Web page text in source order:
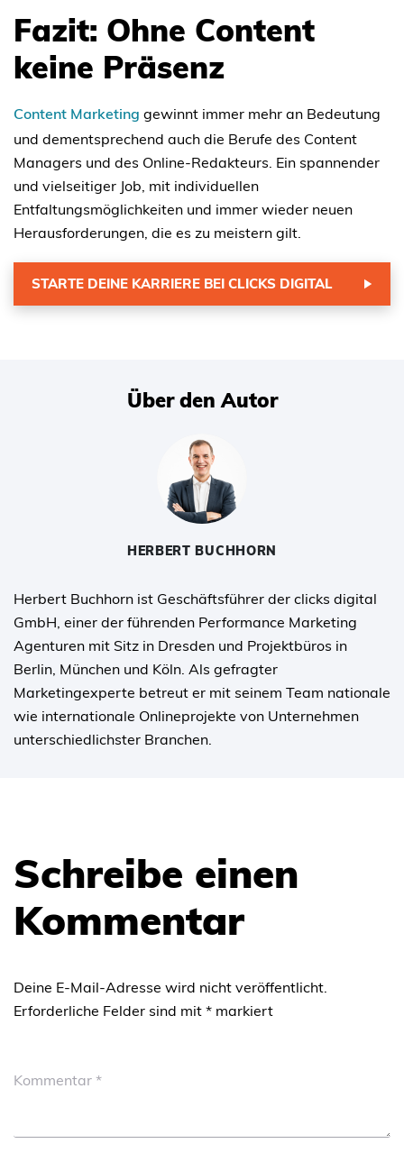
Fazit: Ohne Content
keine Präsenz
Content Marketing gewinnt immer mehr an Bedeutung
und dementsprechend auch die Berufe des Content
Managers und des Online-Redakteurs. Ein spannender
und vielseitiger Job, mit individuellen
Entfaltungsmöglichkeiten und immer wieder neuen
Herausforderungen, die es zu meistern gilt.
STARTE DEINE KARRIERE BEI CLICKS DIGITAL
Über den Autor
HERBERT BUCHHORN
Herbert Buchhorn ist Geschäftsführer der clicks digital
GmbH, einer der führenden Performance Marketing
Agenturen mit Sitz in Dresden und Projektbüros in
Berlin, München und Köln. Als gefragter
Marketingexperte betreut er mit seinem Team nationale
wie internationale Onlineprojekte von Unternehmen
unterschiedlichster Branchen.
Schreibe einen
Kommentar
Deine E-Mail-Adresse wird nicht veröffentlicht.
Erforderliche Felder sind mit * markiert
Kommentar *